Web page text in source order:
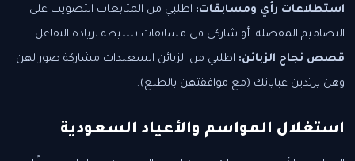
استطلاعات رأي ومسابقات: اطلبي من المتابعات التصويت على
التصاميم المفضلة، أو شاركي في مسابقات بسيطة لزيادة التفاعل.
قصص نجاح الزبائن: اطلبي من الزبائن السعيدات مشاركة صور لهن
وهن يرتدين عباياتك (مع موافقتهن بالطبع).
استغلال المواسم والأعياد السعودية